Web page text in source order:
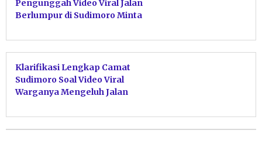
Pengunggah Video Viral Jalan
Berlumpur di Sudimoro Minta
Klarifikasi Lengkap Camat
Sudimoro Soal Video Viral
Warganya Mengeluh Jalan